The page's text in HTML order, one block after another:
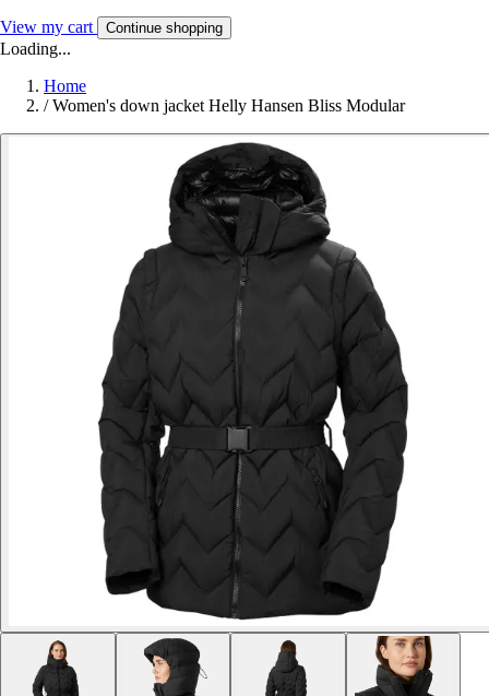
View my cart Continue shopping
Loading...
Home
/ Women's down jacket Helly Hansen Bliss Modular